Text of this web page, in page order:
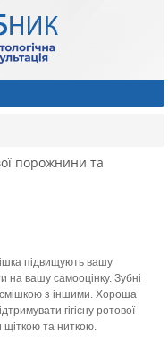
порожнини та
підвищують вашу
на вашу самооцінку. Зубні
з іншими. Хороша
гігієну ротової
щіткою та ниткою.